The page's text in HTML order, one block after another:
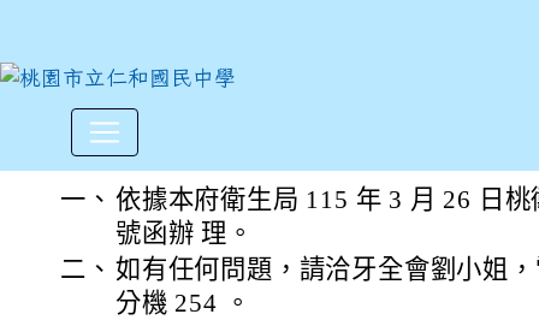
社團法人中華民國牙醫師公
一、 依據本府衛生局 115 年 3 月 26 日
號函辦 理。
二、 如有任何問題，請洽牙全會劉小姐
分機 254 。